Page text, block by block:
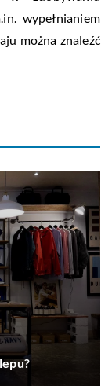
wypełnianiem
można znaleźć